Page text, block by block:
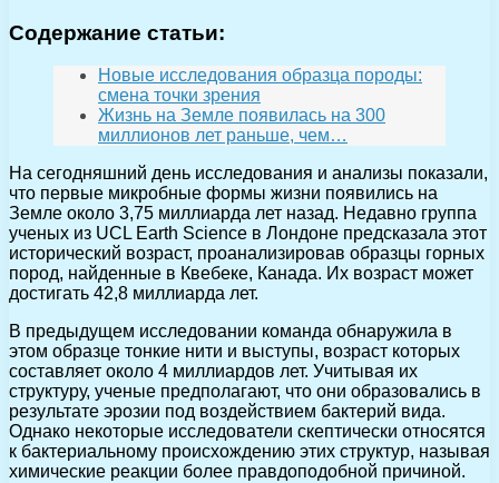
Содержание статьи:
Новые исследования образца породы:
смена точки зрения
Жизнь на Земле появилась на 300
миллионов лет раньше, чем…
На сегодняшний день исследования и анализы показали,
что первые микробные формы жизни появились на
Земле около 3,75 миллиарда лет назад. Недавно группа
ученых из UCL Earth Science в Лондоне предсказала этот
исторический возраст, проанализировав образцы горных
пород, найденные в Квебеке, Канада. Их возраст может
достигать 42,8 миллиарда лет.
В предыдущем исследовании команда обнаружила в
этом образце тонкие нити и выступы, возраст которых
составляет около 4 миллиардов лет. Учитывая их
структуру, ученые предполагают, что они образовались в
результате эрозии под воздействием бактерий вида.
Однако некоторые исследователи скептически относятся
к бактериальному происхождению этих структур, называя
химические реакции более правдоподобной причиной.